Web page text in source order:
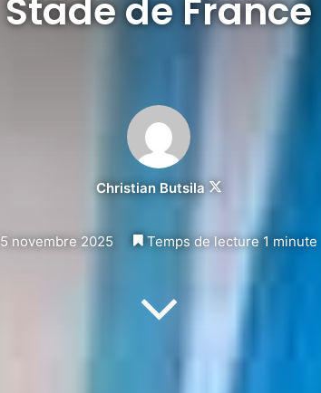
Stade de France
Christian Butsila
Follow
5 novembre 2025 Temps de lecture 1 minute